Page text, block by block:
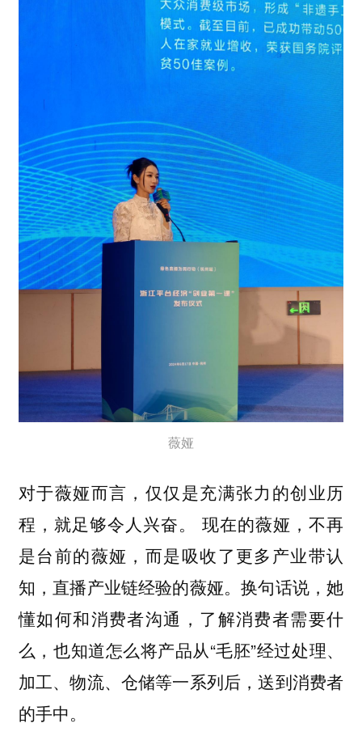
薇娅
对于薇娅而言，仅仅是充满张力的创业历
程，就足够令人兴奋。
现在的薇娅，不再
是台前的薇娅，而是吸收了更多产业带认
知，直播产业链经验的薇娅。换句话说，她
懂如何和消费者沟通，了解消费者需要什
么，也知道怎么将产品从“毛胚”经过处理、
加工、物流、仓储等一系列后，送到消费者
的手中。